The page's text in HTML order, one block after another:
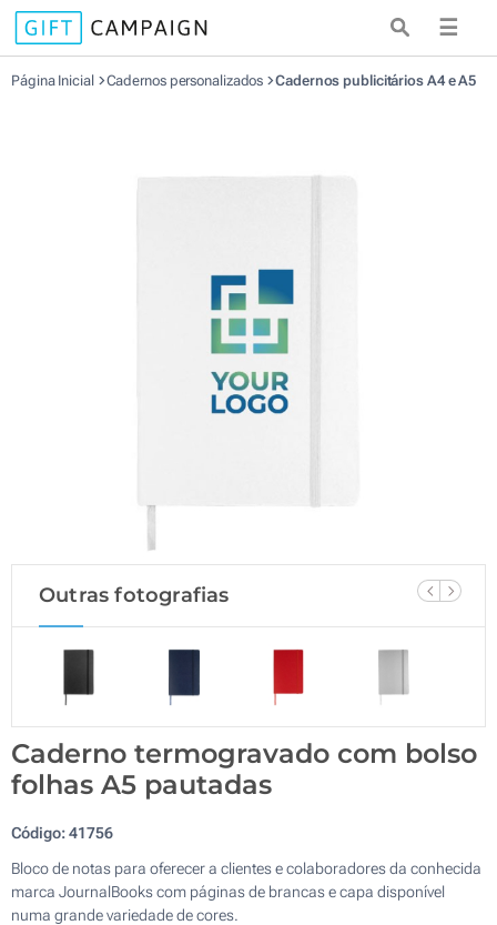
☰
Página Inicial Cadernos personalizados Cadernos publicitários A4 e A5
Outras fotografias
Caderno termogravado com bolso
folhas A5 pautadas
Código:41756
Bloco de notas para oferecer a clientes e colaboradores da conhecida
marca JournalBooks com páginas de brancas e capa disponível
numa grande variedade de cores.